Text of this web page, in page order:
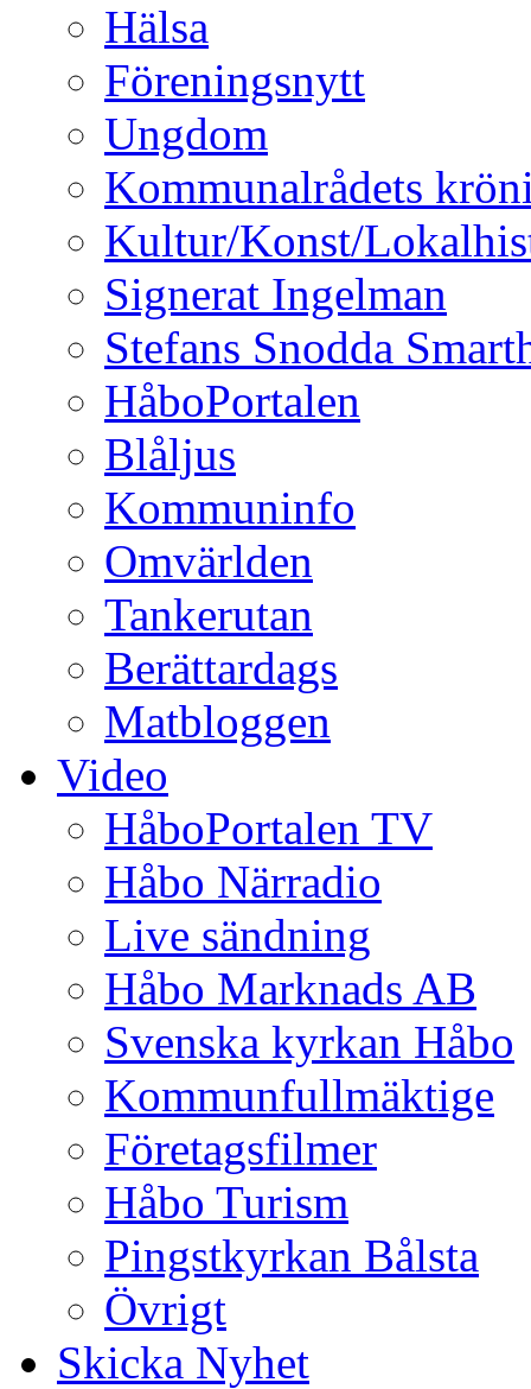
Hälsa
Föreningsnytt
Ungdom
Kommunalrådets
Kultur/Konst/
Signerat Ingelman
Stefans Snodda
HåboPortalen
Blåljus
Kommuninfo
Omvärlden
Tankerutan
Berättardags
Matbloggen
Video
HåboPortalen TV
Håbo Närradio
Live sändning
Håbo Marknads AB
Svenska kyrkan Håbo
Kommunfullmäktige
Företagsfilmer
Håbo Turism
Pingstkyrkan Bålsta
Övrigt
Skicka Nyhet